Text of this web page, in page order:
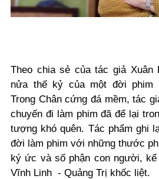
Theo chia sẻ của tác giả Xuân
nửa thế kỷ của một đời phim
Trong Chân cứng đá mềm, tác
chuyến đi làm phim đã để lại
tượng khó quên. Tác phẩm ghi
đời làm phim với những thước
ký ức và số phận con người,
Vĩnh Linh - Quảng Trị khốc liệt.